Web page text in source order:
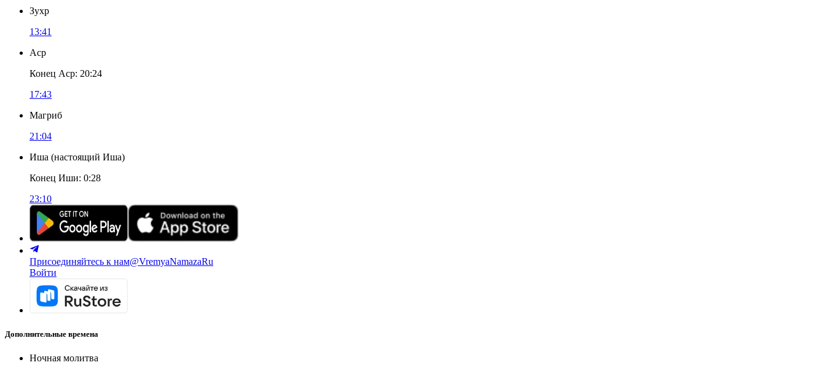
Зухр
13:41
Аср
Конец Аср: 20:24
17:43
Магриб
21:04
Иша (настоящий Иша)
Конец Иши: 0:28
23:10
Присоединяйтесь к нам@VremyaNamazaRu
Войти
Дополнительные времена
Ночная молитва